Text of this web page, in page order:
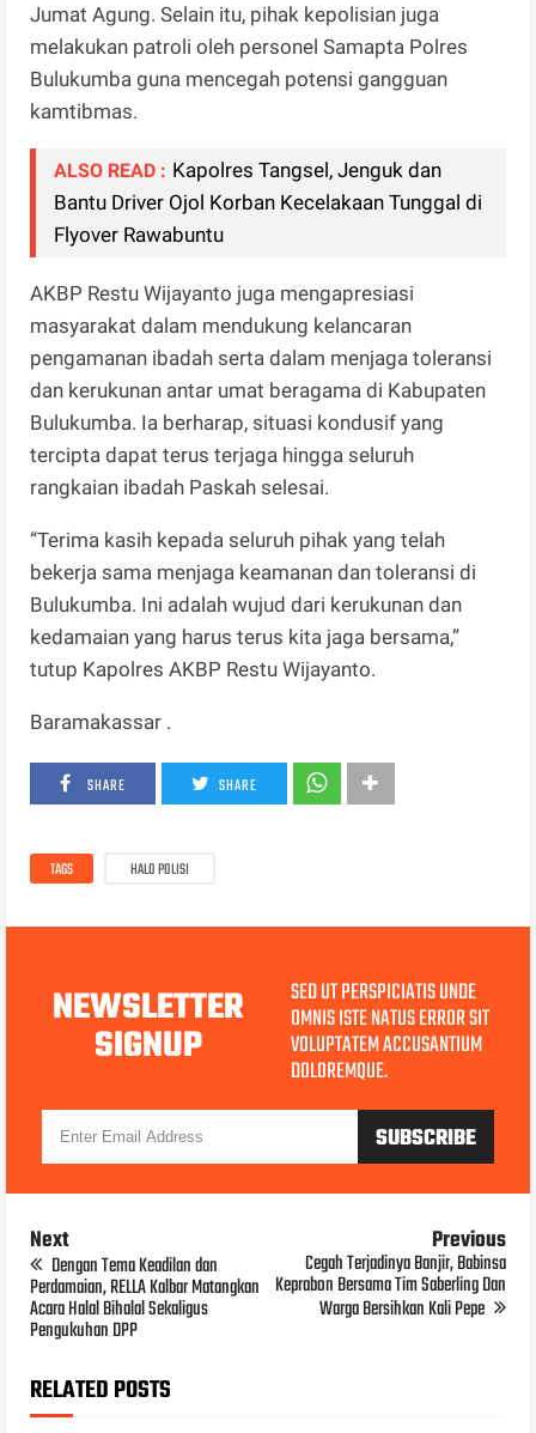
Jumat Agung. Selain itu, pihak kepolisian juga
melakukan patroli oleh personel Samapta Polres
Bulukumba guna mencegah potensi gangguan
kamtibmas.
ALSO READ : Kapolres Tangsel, Jenguk dan
Bantu Driver Ojol Korban Kecelakaan Tunggal di
Flyover Rawabuntu
AKBP Restu Wijayanto juga mengapresiasi
masyarakat dalam mendukung kelancaran
pengamanan ibadah serta dalam menjaga toleransi
dan kerukunan antar umat beragama di Kabupaten
Bulukumba. Ia berharap, situasi kondusif yang
tercipta dapat terus terjaga hingga seluruh
rangkaian ibadah Paskah selesai.
“Terima kasih kepada seluruh pihak yang telah
bekerja sama menjaga keamanan dan toleransi di
Bulukumba. Ini adalah wujud dari kerukunan dan
kedamaian yang harus terus kita jaga bersama,”
tutup Kapolres AKBP Restu Wijayanto.
Baramakassar .
SHARE SHARE
TAGS HALO POLISI
NEWSLETTER
SIGNUP
SED UT PERSPICIATIS UNDE
OMNIS ISTE NATUS ERROR SIT
VOLUPTATEM ACCUSANTIUM
DOLOREMQUE.
Next
Dengan Tema Keadilan dan
Perdamaian, RELLA Kalbar Matangkan
Acara Halal Bihalal Sekaligus
Pengukuhan DPP
Previous
Cegah Terjadinya Banjir, Babinsa
Keprabon Bersama Tim Saberling Dan
Warga Bersihkan Kali Pepe
RELATED POSTS